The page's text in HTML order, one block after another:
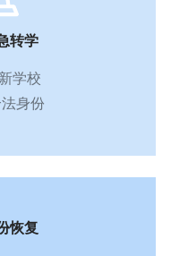
转学
学校
身份
恢复